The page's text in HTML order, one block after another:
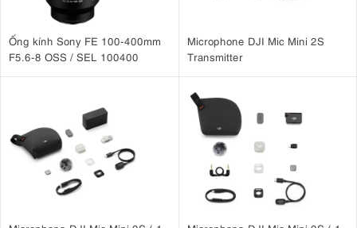
Ống kính Sony FE 100-400mm
F5.6-8 OSS / SEL 100400
Microphone DJI Mic Mini 2S
Transmitter